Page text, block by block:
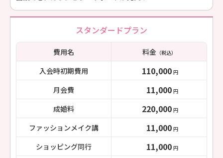
スタンダードプラン
費用名 料金（税込）
入会時初期費用 110,000 円
月会費 11,000 円
成婚料 220,000 円
ファッションメイク講 11,000 円
ショッピング同行 11,000 円